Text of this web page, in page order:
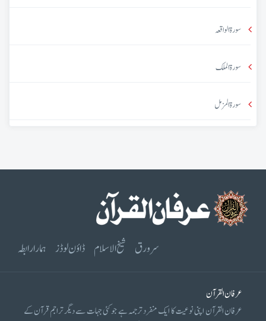
سورۃ الواقعہ
سورۃ الملک
سورۃ المزمل
سرورق شیخ الاسلام ڈاؤن لوڈز ہمارا رابطہ
عرفان القرآن
عرفان القرآن اپنی نوعیت کا ایک منفرد ترجمہ ہے جو کئی جہات سے دیگر تراجم قرآن کے